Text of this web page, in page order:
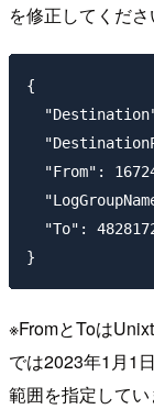
を修正してくださ
{
"From":
"To":
※FromとToは
では2023年1月1
範囲を指定してい